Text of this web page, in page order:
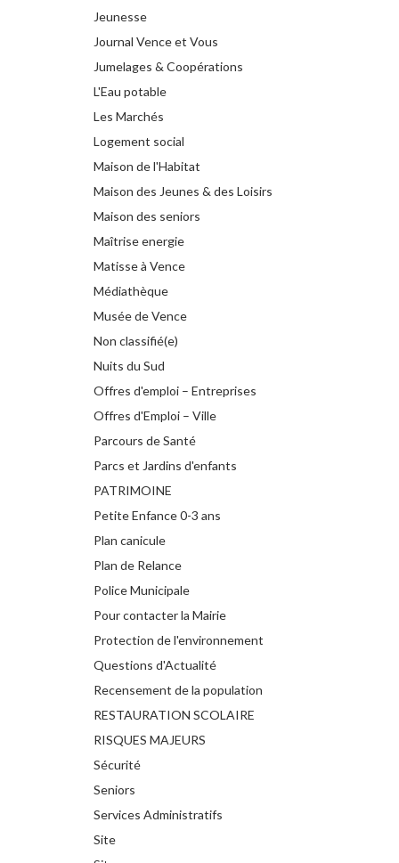
Jeunesse
Journal Vence et Vous
Jumelages & Coopérations
L'Eau potable
Les Marchés
Logement social
Maison de l'Habitat
Maison des Jeunes & des Loisirs
Maison des seniors
Maîtrise energie
Matisse à Vence
Médiathèque
Musée de Vence
Non classifié(e)
Nuits du Sud
Offres d'emploi – Entreprises
Offres d'Emploi – Ville
Parcours de Santé
Parcs et Jardins d'enfants
PATRIMOINE
Petite Enfance 0-3 ans
Plan canicule
Plan de Relance
Police Municipale
Pour contacter la Mairie
Protection de l'environnement
Questions d'Actualité
Recensement de la population
RESTAURATION SCOLAIRE
RISQUES MAJEURS
Sécurité
Seniors
Services Administratifs
Site